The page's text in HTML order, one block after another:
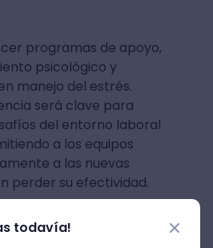
programas de apoyo,
psicológico y
manejo del estrés.
será clave para
del entorno laboral
a los equipos
a las nuevas
perder su efectividad.
Clave para los
todavía!